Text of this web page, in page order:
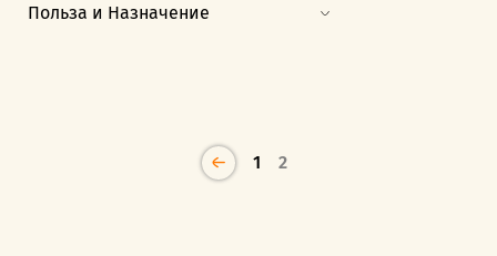
Польза и Назначение
1 2